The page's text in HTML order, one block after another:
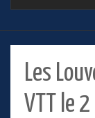
Les
VTT le 2